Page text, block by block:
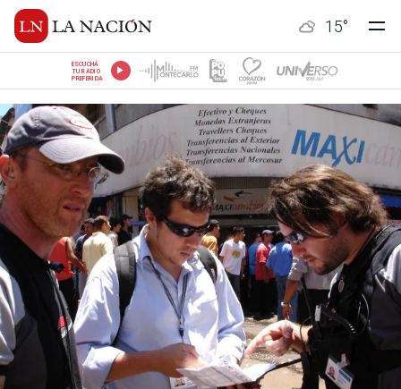
15°
ESCUCHÁ
TU RADIO
PREFERIDA